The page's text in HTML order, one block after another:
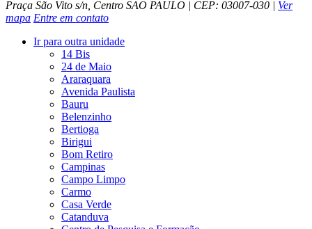
Praça São Vito s/n, Centro SAO PAULO | CEP: 03007-030 | Ver
mapa Entre em contato
Ir para outra unidade
14 Bis
24 de Maio
Araraquara
Avenida Paulista
Bauru
Belenzinho
Bertioga
Birigui
Bom Retiro
Campinas
Campo Limpo
Carmo
Casa Verde
Catanduva